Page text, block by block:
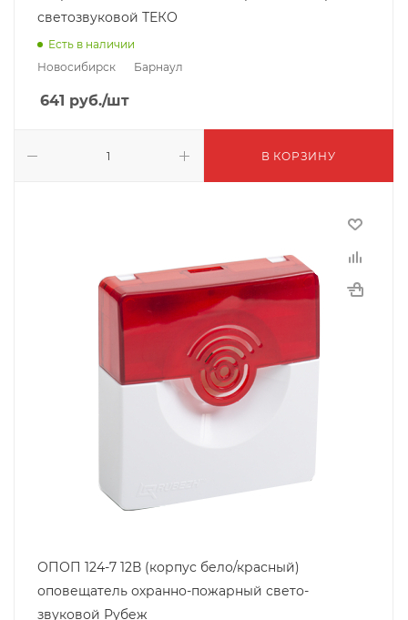
светозвуковой ТЕКО
Есть в наличии
Новосибирск
Барнаул
641 руб./шт
В КОРЗИНУ
ОПОП 124-7 12В (корпус бело/красный)
оповещатель охранно-пожарный свето-
звуковой Рубеж